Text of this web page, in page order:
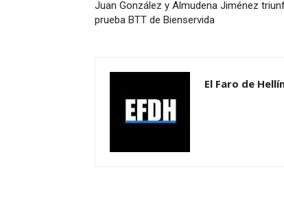
Juan González y Almudena Jiménez
prueba BTT de Bienservida
El Faro de